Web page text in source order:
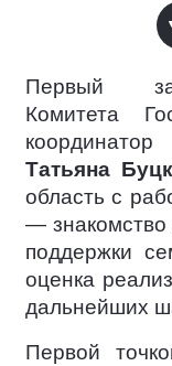
Первый
Комитета
Татьяна
область с
— знакомство
поддержки
оценка
дальнейших
Первой